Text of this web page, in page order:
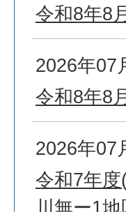
令和8年8
2026年07
令和8年8
2026年07
令和7年
川無ー1